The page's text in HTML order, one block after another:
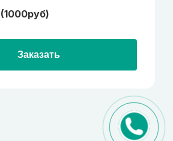
(1000руб)
Заказать